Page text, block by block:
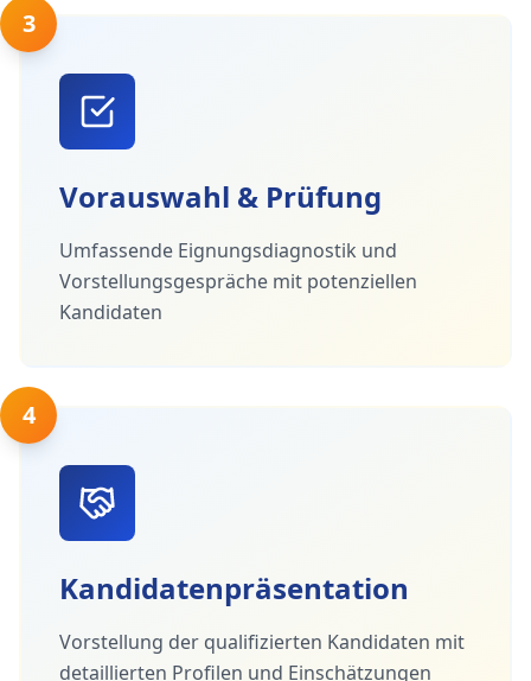
3
Vorauswahl & Prüfung
Umfassende Eignungsdiagnostik und
Vorstellungsgespräche mit potenziellen
Kandidaten
4
Kandidatenpräsentation
Vorstellung der qualifizierten Kandidaten mit
detaillierten Profilen und Einschätzungen